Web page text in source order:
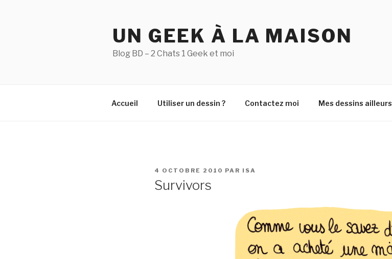
UN GEEK À LA MAISON
Blog BD – 2 Chats 1 Geek et moi
Accueil Utiliser un dessin ? Contactez moi Mes dessins ailleurs
PUBLIÉ
4 OCTOBRE 2010 PAR ISA
Survivors